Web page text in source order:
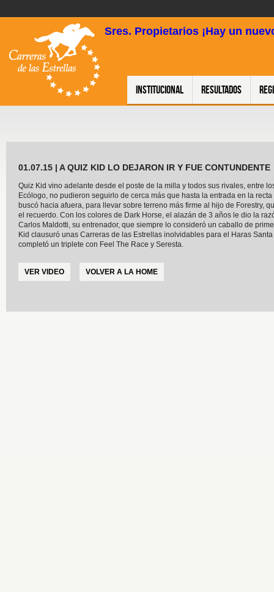
Sres. Propietarios ¡Hay un
Institucional Resultados
01.07.15 | A QUIZ KID LO DEJARON IR Y FUE CONTUNDENTE
Quiz Kid vino adelante desde el poste de la milla y todos sus rivales, entre
Ecólogo, no pudieron seguirlo de cerca más que hasta la entrada en la
buscó hacia afuera, para llevar sobre terreno más firme al hijo de Forestry,
el recuerdo. Con los colores de Dark Horse, el alazán de 3 años le dio la
Carlos Maldotti, su entrenador, que siempre lo consideró un caballo de
Kid clausuró unas Carreras de las Estrellas inolvidables para el Haras
completó un triplete con Feel The Race y Seresta.
VER VIDEO VOLVER A LA HOME